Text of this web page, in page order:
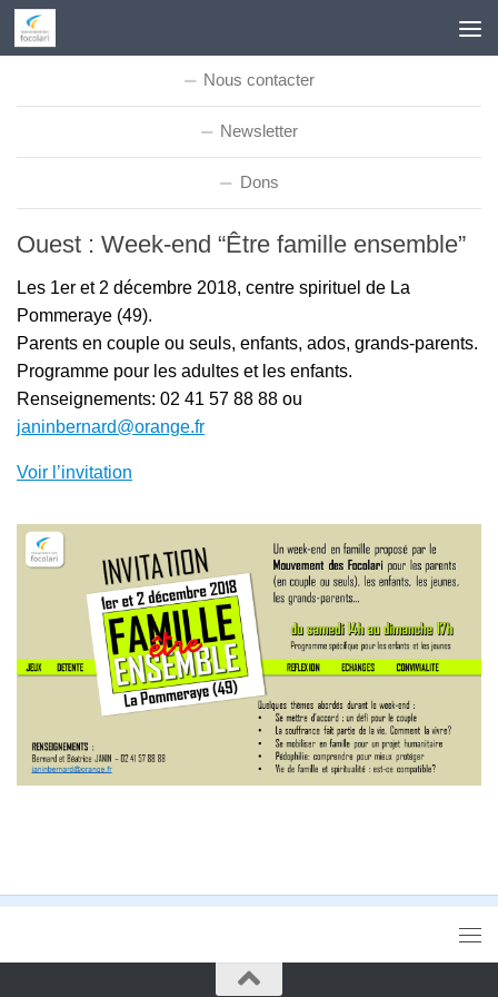
Skip to content
Nous contacter
Newsletter
Dons
Ouest : Week-end “Être famille ensemble”
Les 1er et 2 décembre 2018, centre spirituel de La
Pommeraye (49).
Parents en couple ou seuls, enfants, ados, grands-parents.
Programme pour les adultes et les enfants.
Renseignements: 02 41 57 88 88 ou
janinbernard@orange.fr
Voir l’invitation